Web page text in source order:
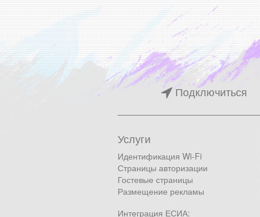
Подключиться
Услуги
Идентификация Wi-Fi
Страницы авторизации
Гостевые страницы
Размещение рекламы
Интеграция ЕСИА: